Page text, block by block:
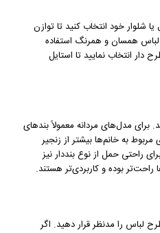
شلوار خود انتخاب کنید تا توازن
لباس همسان و همرنگ استفاده
دار انتخاب نمایید تا استایل
برای مدل‌های مردانه معمولاً بندهای
به خانم‌ها بیشتر از زنجیر
راحتی حمل از نوع بنددار نیز
راحت‌تر بوده و کاربردی‌تر هستند.
لباس را مدنظر قرار دهید. اگر